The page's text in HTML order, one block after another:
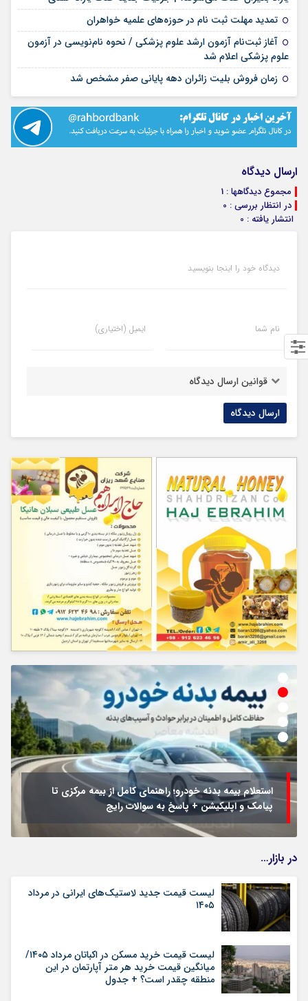
تمدید مهلت ثبت نام در حوزه‌های علمیه خواهران
آغاز ثبت‌نام آزمون ارشد علوم پزشکی / نحوه نام‌نویسی در آزمون
علوم پزشکی اعلام شد
زمان فروش بلیت زائران دهه پایانی صفر مشخص شد
ارسال دیدگاه
مجموع دیدگاهها : 1
در انتظار بررسی : 0
انتشار یافته : 0
دیدگاه خود را اینجا بنویسید
نام شما ایمیل (اختیاری)
قوانین ارسال دیدگاه
استعلام بیمه بدنه خودرو؛ راهنمای کامل از بیمه مرکزی تا
پیامک و اپلیکیشن + پاسخ به سوالات رایج
در بازار…
لیست قیمت جدید لاستیک‌های ایرانی در مرداد
۱۴۰۵
لیست قیمت خرید مسکن در اکباتان مرداد ۱۴۰۵/
میانگین قیمت خرید هر متر آپارتمان در این
منطقه چقدر است؟ + جدول